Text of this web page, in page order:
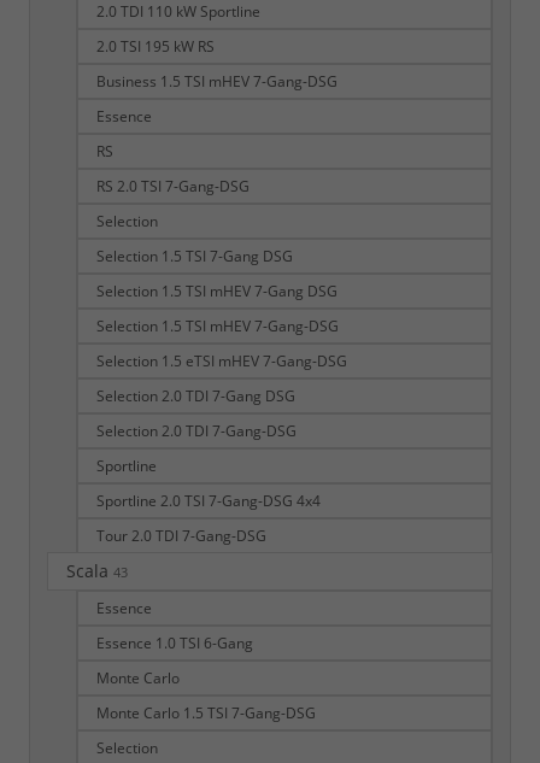
2.0 TDI 110 kW Sportline
2.0 TSI 195 kW RS
Business 1.5 TSI mHEV 7-Gang-DSG
Essence
RS
RS 2.0 TSI 7-Gang-DSG
Selection
Selection 1.5 TSI 7-Gang DSG
Selection 1.5 TSI mHEV 7-Gang DSG
Selection 1.5 TSI mHEV 7-Gang-DSG
Selection 1.5 eTSI mHEV 7-Gang-DSG
Selection 2.0 TDI 7-Gang DSG
Selection 2.0 TDI 7-Gang-DSG
Sportline
Sportline 2.0 TSI 7-Gang-DSG 4x4
Tour 2.0 TDI 7-Gang-DSG
Scala 43
Essence
Essence 1.0 TSI 6-Gang
Monte Carlo
Monte Carlo 1.5 TSI 7-Gang-DSG
Selection